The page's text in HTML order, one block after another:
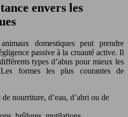
envers les
domestiques peut prendre
passive à la cruauté active. Il
types d’abus pour mieux les
formes les plus courantes de
nourriture, d’eau, d’abri ou de